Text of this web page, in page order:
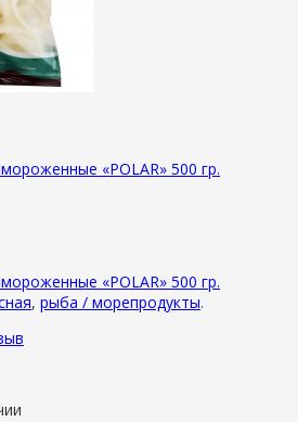
«POLAR» 500 гр.
«POLAR» 500 гр.
, рыба / морепродукты.